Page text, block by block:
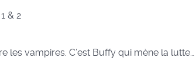
& 2
les vampires. C’est Buffy qui mène la